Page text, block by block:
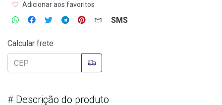
Adicionar aos favoritos
SMS
Calcular frete
# Descrição do produto